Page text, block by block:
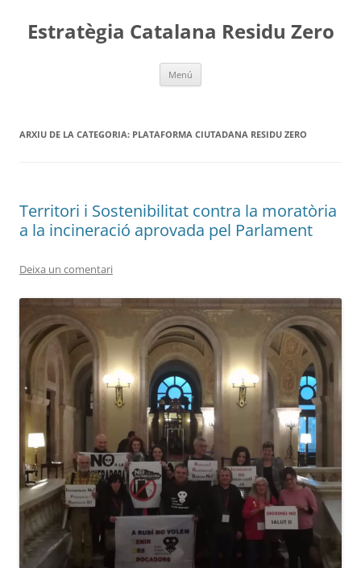
contingut
Estratègia Catalana Residu Zero
Menú
ARXIU DE LA CATEGORIA: PLATAFORMA CIUTADANA RESIDU ZERO
Territori i Sostenibilitat contra la moratòria
a la incineració aprovada pel Parlament
Deixa un comentari